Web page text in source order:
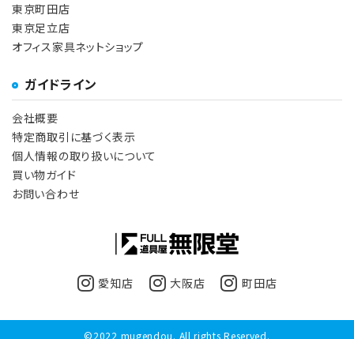
東京町田店
東京足立店
オフィス家具ネットショップ
ガイドライン
会社概要
特定商取引に基づく表示
個人情報の取り扱いについて
買い物ガイド
お問い合わせ
愛知店 大阪店 町田店
©2022 mugendou. All rights Reserved.